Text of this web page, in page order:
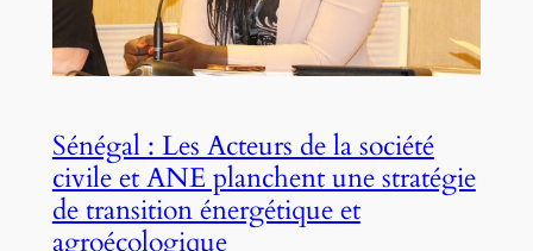
Sénégal : Les Acteurs de la société
civile et ANE planchent une stratégie
de transition énergétique et
agroécologique